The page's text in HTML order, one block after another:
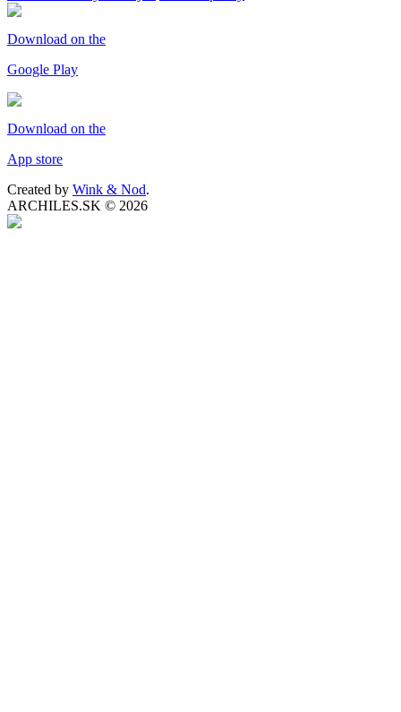
Download on the
Google Play
Download on the
App store
Created by Wink & Nod.
ARCHILES.SK © 2026